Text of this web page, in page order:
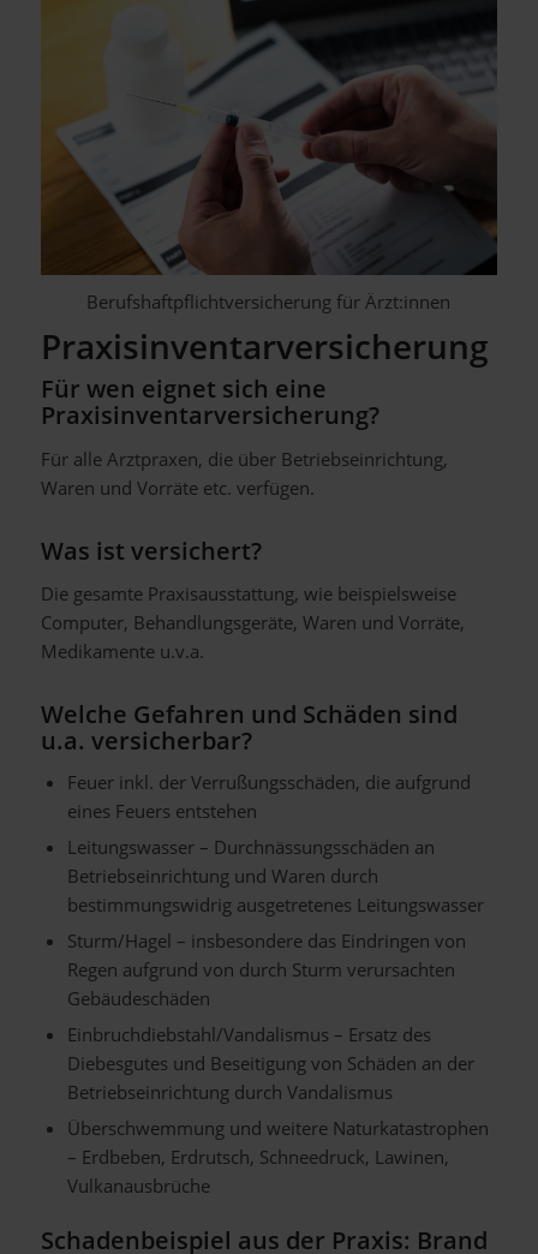
Berufshaftpflichtversicherung für Ärzt:innen
Praxisinventarversicherung
Für wen eignet sich eine
Praxisinventarversicherung?
Für alle Arztpraxen, die über Betriebseinrichtung,
Waren und Vorräte etc. verfügen.
Was ist versichert?
Die gesamte Praxisausstattung, wie beispielsweise
Computer, Behandlungsgeräte, Waren und Vorräte,
Medikamente u.v.a.
Welche Gefahren und Schäden sind
u.a. versicherbar?
Feuer inkl. der Verrußungsschäden, die aufgrund
eines Feuers entstehen
Leitungswasser – Durchnässungsschäden an
Betriebseinrichtung und Waren durch
bestimmungswidrig ausgetretenes Leitungswasser
Sturm/Hagel – insbesondere das Eindringen von
Regen aufgrund von durch Sturm verursachten
Gebäudeschäden
Einbruchdiebstahl/Vandalismus – Ersatz des
Diebesgutes und Beseitigung von Schäden an der
Betriebseinrichtung durch Vandalismus
Überschwemmung und weitere Naturkatastrophen
– Erdbeben, Erdrutsch, Schneedruck, Lawinen,
Vulkanausbrüche
Schadenbeispiel aus der Praxis: Brand